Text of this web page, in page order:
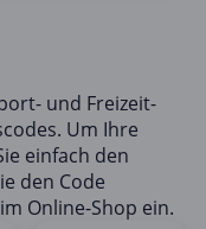
und Freizeit-
Um Ihre
einfach den
den Code
Online-Shop ein.